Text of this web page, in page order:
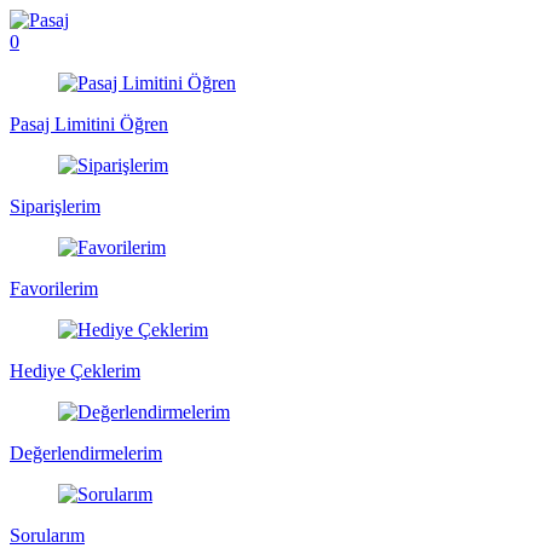
0
Pasaj Limitini Öğren
Siparişlerim
Favorilerim
Hediye Çeklerim
Değerlendirmelerim
Sorularım